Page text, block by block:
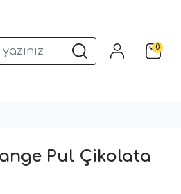
Sunum Gereçleri Kalıplar0
Pul Çikolata